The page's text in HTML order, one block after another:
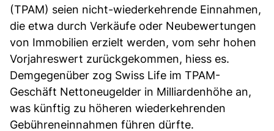
(TPAM) seien nicht-wiederkehrende Einnahmen,
die etwa durch Verkäufe oder Neubewertungen
von Immobilien erzielt werden, vom sehr hohen
Vorjahreswert zurückgekommen, hiess es.
Demgegenüber zog Swiss Life im TPAM-
Geschäft Nettoneugelder in Milliardenhöhe an,
was künftig zu höheren wiederkehrenden
Gebühreneinnahmen führen dürfte.